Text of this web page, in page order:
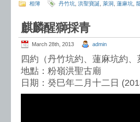
相簿 丹竹坑 洪聖寶誕 萊洞 蓮麻坑
麒麟醒獅採青
March 28th, 2013 admin
四約（丹竹坑約、蓮麻坑約
地點：粉嶺洪聖古廟
日期：癸巳年二月十二日